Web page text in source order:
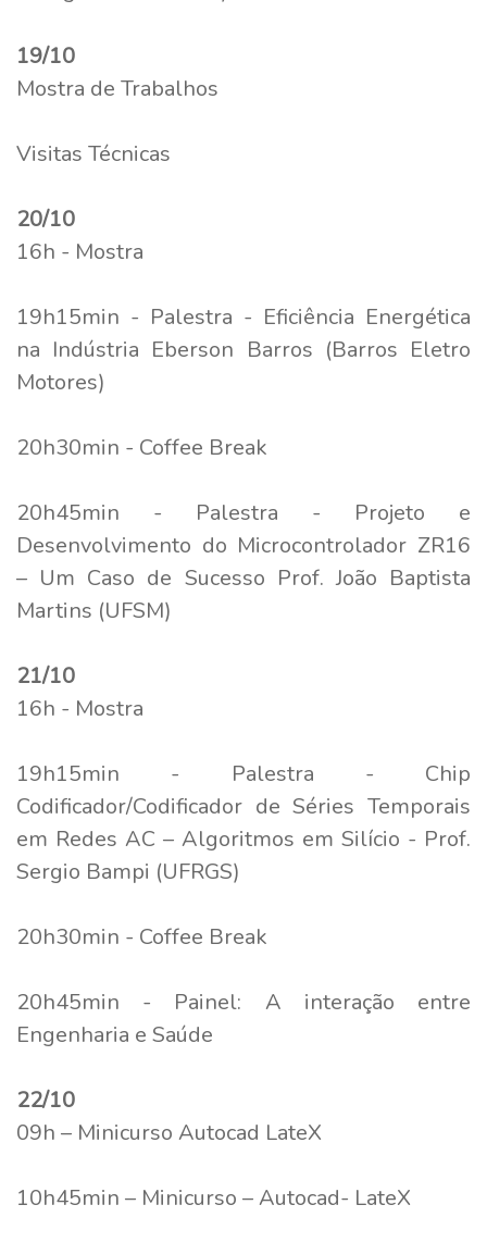
19/10
Mostra de Trabalhos
Visitas Técnicas
20/10
16h - Mostra
19h15min - Palestra - Eficiência Energética
na Indústria Eberson Barros (Barros Eletro
Motores)
20h30min - Coffee Break
20h45min - Palestra - Projeto e
Desenvolvimento do Microcontrolador ZR16
– Um Caso de Sucesso Prof. João Baptista
Martins (UFSM)
21/10
16h - Mostra
19h15min - Palestra - Chip
Codificador/Codificador de Séries Temporais
em Redes AC – Algoritmos em Silício - Prof.
Sergio Bampi (UFRGS)
20h30min - Coffee Break
20h45min - Painel: A interação entre
Engenharia e Saúde
22/10
09h – Minicurso Autocad LateX
10h45min – Minicurso – Autocad- LateX